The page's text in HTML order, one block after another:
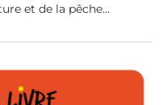
et de la pêche...